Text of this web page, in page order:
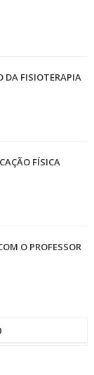
DA FISIOTERAPIA
FÍSICA
O PROFESSOR